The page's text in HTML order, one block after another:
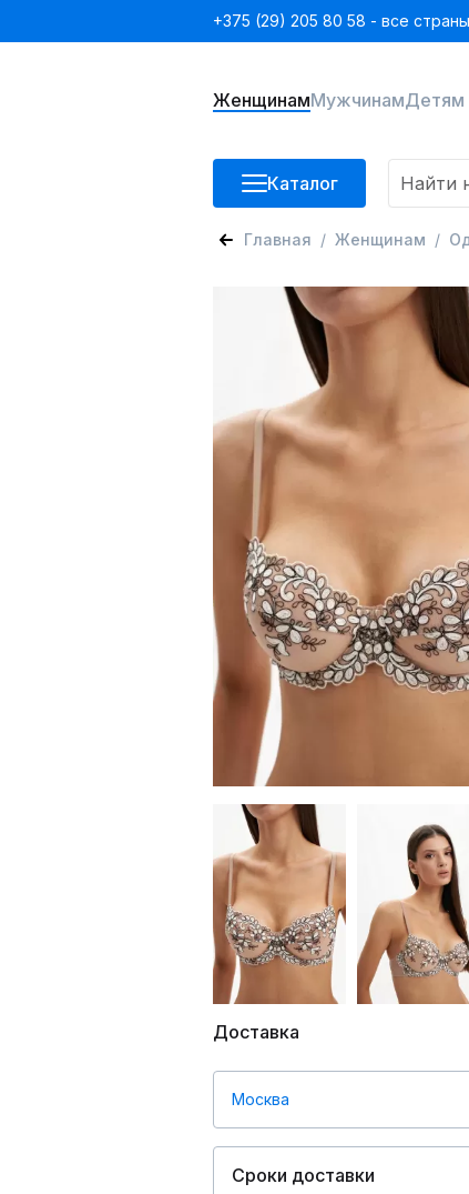
+375 (29) 205 80 58 - все страны
ЖенщинамМужчинамДетям
Каталог
Главная Женщинам
Доставка
Москва
Сроки доставки